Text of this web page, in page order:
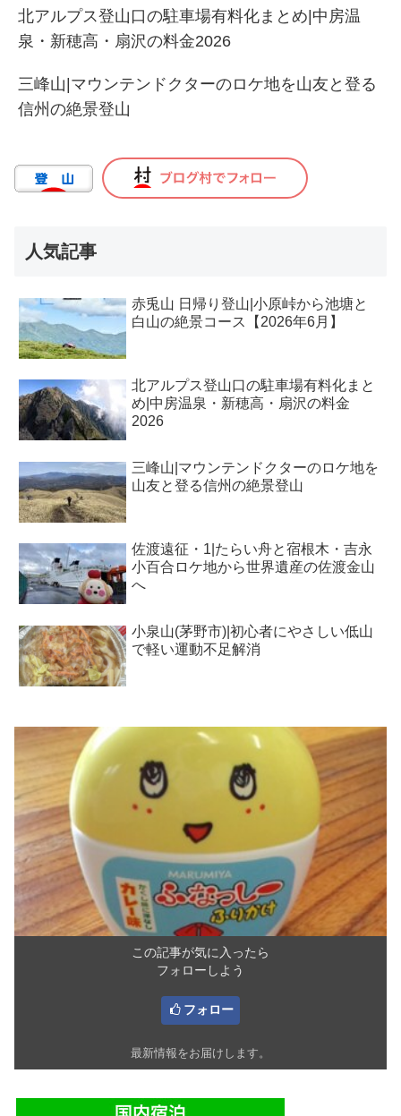
北アルプス登山口の駐車場有料化まとめ|中房温
泉・新穂高・扇沢の料金2026
三峰山|マウンテンドクターのロケ地を山友と登る
信州の絶景登山
人気記事
赤兎山 日帰り登山|小原峠から池塘と
白山の絶景コース【2026年6月】
北アルプス登山口の駐車場有料化まと
め|中房温泉・新穂高・扇沢の料金
2026
三峰山|マウンテンドクターのロケ地を
山友と登る信州の絶景登山
佐渡遠征・1|たらい舟と宿根木・吉永
小百合ロケ地から世界遺産の佐渡金山
へ
小泉山(茅野市)|初心者にやさしい低山
で軽い運動不足解消
この記事が気に入ったら
フォローしよう
フォロー
最新情報をお届けします。